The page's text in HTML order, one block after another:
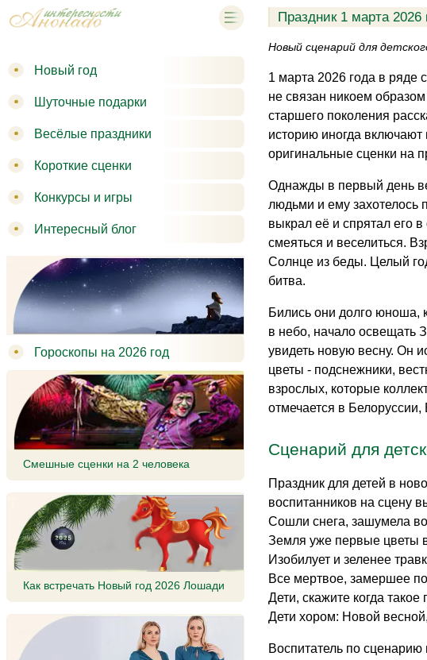
Праздник 1 марта
Новый сценарий для
1 марта 2026 года в ряде
не связан никоем
старшего поколения
историю иногда включают
оригинальные сценки на
Однажды в первый день
людьми и ему захотелось
выкрал её и спрятал его
смеяться и веселиться.
Солнце из беды. Целый
битва.
Бились они долго юноша,
в небо, начало освещать
увидеть новую весну. Он
цветы - подснежники,
взрослых, которые
отмечается в
Сценарий для
Праздник для детей в
воспитанников на сцену
Сошли снега, зашумела
Земля уже первые цветы
Изобилует и зеленее
Все мертвое, замершее
Дети, скажите когда такое
Дети хором: Новой
Воспитатель по
Новый год
Шуточные подарки
Весёлые праздники
Короткие сценки
Конкурсы и игры
Интересный блог
Гороскопы на 2026 год
Смешные сценки на 2 человека
Как встречать Новый год 2026 Лошади